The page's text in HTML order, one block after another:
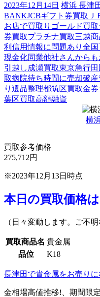
2023年12月14日 横浜 長津
BANKJCBギフト券買取
お店で買取り ゴールド買取
券買取プラチナ買取三越
利 信用情報に問題あり 全国
現金化同業他社さんから
引越し 成瀬買取東京急行
取病院待ち時間に売却破産
り 遺品整理都筑区買取金
葉区買取高額融資
横
買取参考価格
275,712円
※2023年12月13日時点
本日の買取価格
（日々変動します。ご不
買取商品名 貴金属
品位
K18
長津田で貴金属をお売りに
金相場高値推移!、期間限